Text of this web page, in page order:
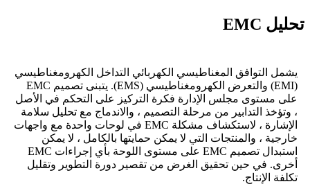
تحليل EMC
يشمل التوافق المغناطيسي الكهربائي التداخل الكهرومغناطيسي
(EMI) والتعرض الكهرومغناطيسي (EMS). يتبنى تصميم EMC
على مستوى مجلس الإدارة فكرة التركيز على التحكم في الأصل
، وتؤخذ التدابير من مرحلة التصميم ، والاندماج مع تحليل سلامة
الإشارة ، لاستكشاف مشكلة EMC في لوحات واحدة مع واجهات
خارجية ، والمنتجات التي لا يمكن حمايتها بالكامل ، لا يمكن
استبدال تصميم EMC على مستوى اللوحة بأي إجراءات EMC
أخرى. في حين تحقيق الغرض من تقصير دورة التطوير وتقليل
تكلفة الإنتاج.